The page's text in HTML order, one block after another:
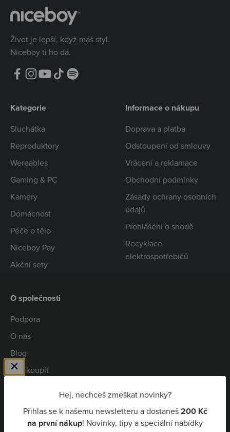
Hej, nechceš zmeškat novinky?
Přihlas se k našemu newsletteru a dostaneš200 Kč
na první nákup! Novinky, tipy a speciální nabídky
Život je lepší, když máš styl.
Niceboy ti ho dá.
Kategorie
Sluchátka
Reproduktory
Wereables
Gaming & PC
Kamery
Domácnost
Péče o tělo
Niceboy Pay
Akční sety
Informace o nákupu
Doprava a platba
Odstoupení od smlouvy
Vrácení a reklamace
Obchodní podmínky
Zásady ochrany osobních
údajů
Prohlášení o shodě
Recyklace
elektrospotřebičů
O společnosti
Podpora
O nás
Blog
Kde koupit
Niceboy Pay